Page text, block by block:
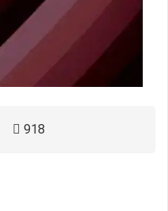
918